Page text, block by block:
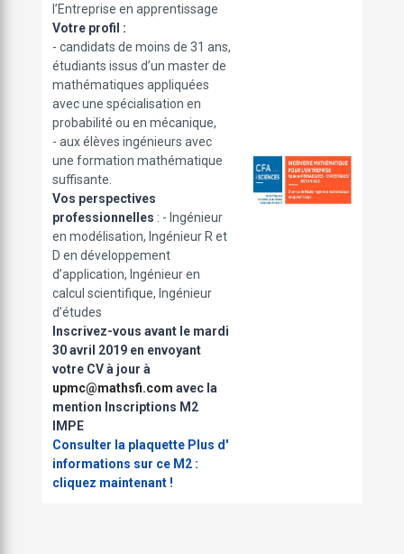
l’Entreprise en apprentissage
Votre profil :
- candidats de moins de 31 ans,
étudiants issus d’un master de
mathématiques appliquées
avec une spécialisation en
probabilité ou en mécanique,
- aux élèves ingénieurs avec
une formation mathématique
suffisante.
Vos perspectives
professionnelles : - Ingénieur
en modélisation, Ingénieur R et
D en développement
d’application, Ingénieur en
calcul scientifique, Ingénieur
d’études
Inscrivez-vous avant le mardi
30 avril 2019 en envoyant
votre CV à jour à
upmc@mathsfi.com avec la
mention Inscriptions M2
IMPE
Consulter la plaquette Plus d'
informations sur ce M2 :
cliquez maintenant !